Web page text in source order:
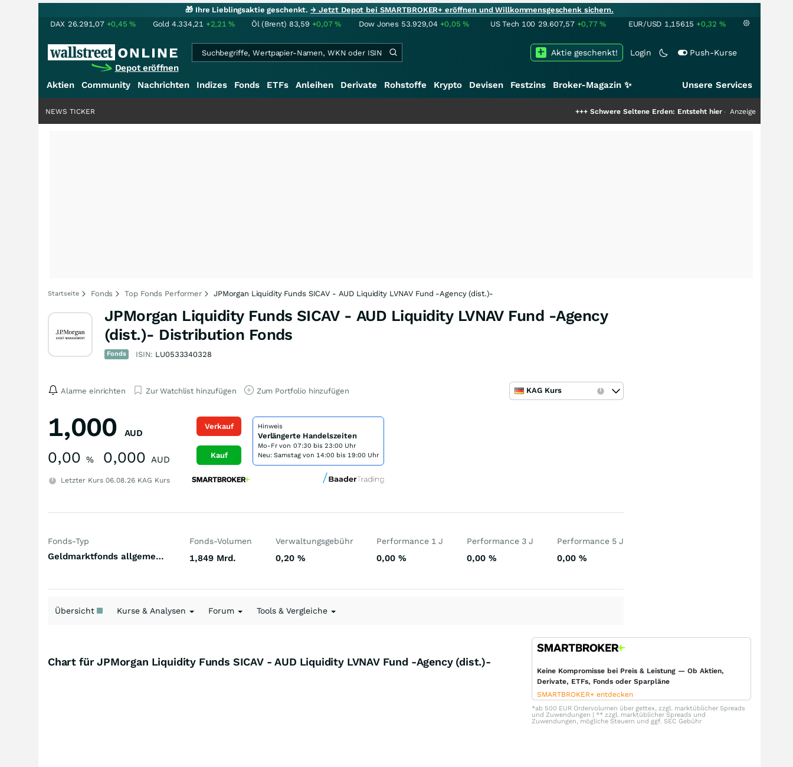
🎁 Ihre Lieblingsaktie geschenkt.→ Jetzt Depot bei SMARTBROKER+ eröffnen und Willkommensgeschenk sichern.
DAX 26.291,07 +0,45% Gold 4.334,21 +2,21% Öl (Brent) 83,59 +0,07% Dow Jones 53.929,04 +0,05% US Tech 100 29.607,57 +0,77% EUR/USD 1,15615 +0,32 %
Depot eröffnen
Login Push-Kurse
Aktie geschenkt!
Aktien Community Nachrichten Indizes Fonds ETFs Anleihen Derivate Rohstoffe Krypto Devisen Festzins Broker-Magazin ✨ Unsere Services
Schwere Seltene Erden: Entsteht hier die nächste Milliardenstory?
Anzeige
NEWS TICKER
Startseite Fonds Top Fonds Performer JPMorgan Liquidity Funds SICAV - AUD Liquidity LVNAV Fund -Agency (dist.)-
JPMorgan Liquidity Funds SICAV - AUD Liquidity LVNAV Fund -Agency
(dist.)- Distribution Fonds
Fonds ISIN: LU0533340328
Alarme einrichten Zur Watchlist hinzufügen Zum Portfolio hinzufügen KAG Kurs
1,000 AUD
0,00 % 0,000 AUD
Letzter Kurs 06.08.26 KAG Kurs
Verkauf
Kauf
Hinweis
Verlängerte Handelszeiten
Mo-Fr von 07:30 bis 23:00 Uhr
Neu: Samstag von 14:00 bis 19:00 Uhr
Fonds-Typ
Geldmarktfonds allgemein Welt Hartwährungen (Welt)
Fonds-Volumen
1,849 Mrd.
Verwaltungsgebühr
0,20 %
Performance 1 J
0,00%
Performance 3 J
0,00%
Performance 5 J
0,00 %
Übersicht Kurse & Analysen Forum Tools & Vergleiche
Chart für JPMorgan Liquidity Funds SICAV - AUD Liquidity LVNAV Fund -Agency (dist.)-
Keine Kompromisse bei Preis & Leistung — Ob Aktien,
Derivate, ETFs, Fonds oder Sparpläne
SMARTBROKER+ entdecken
*ab 500 EUR Ordervolumen über gettex, zzgl. marktüblicher Spreads
und Zuwendungen | ** zzgl. marktüblicher Spreads und
Zuwendungen, mögliche Steuern und ggf. SEC Gebühr